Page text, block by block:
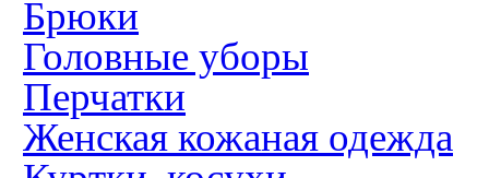
Брюки
Головные уборы
Перчатки
Женская кожаная одежда